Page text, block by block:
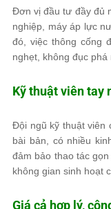
Đơn vị đầu tư đầy đủ
nghiệp, máy áp lực
đó, việc thông cống
nghẹt, không đục
Kỹ thuật viên tay
Đội ngũ kỹ thuật viên
bài bản, có nhiều
đảm bảo thao tác
không gian sinh hoạt
Giá cả hợp lý,